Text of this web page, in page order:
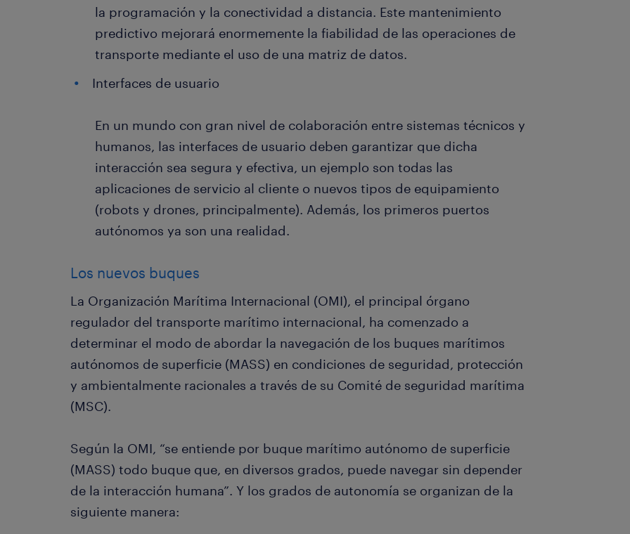
la programación y la conectividad a distancia. Este mantenimiento
predictivo mejorará enormemente la fiabilidad de las operaciones de
transporte mediante el uso de una matriz de datos.
Interfaces de usuario
En un mundo con gran nivel de colaboración entre sistemas técnicos y
humanos, las interfaces de usuario deben garantizar que dicha
interacción sea segura y efectiva, un ejemplo son todas las
aplicaciones de servicio al cliente o nuevos tipos de equipamiento
(robots y drones, principalmente). Además, los primeros puertos
autónomos ya son una realidad.
Los nuevos buques
La Organización Marítima Internacional (OMI), el principal órgano
regulador del transporte marítimo internacional, ha comenzado a
determinar el modo de abordar la navegación de los buques marítimos
autónomos de superficie (MASS) en condiciones de seguridad, protección
y ambientalmente racionales a través de su Comité de seguridad marítima
(MSC).
Según la OMI, “se entiende por buque marítimo autónomo de superficie
(MASS) todo buque que, en diversos grados, puede navegar sin depender
de la interacción humana”. Y los grados de autonomía se organizan de la
siguiente manera: